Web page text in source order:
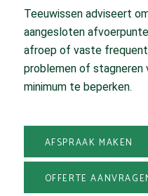
Teeuwissen adviseert
aangesloten
afroep of vaste
problemen of stagneren
minimum te beperken.
AFSPRAAK MAKEN
OFFERTE